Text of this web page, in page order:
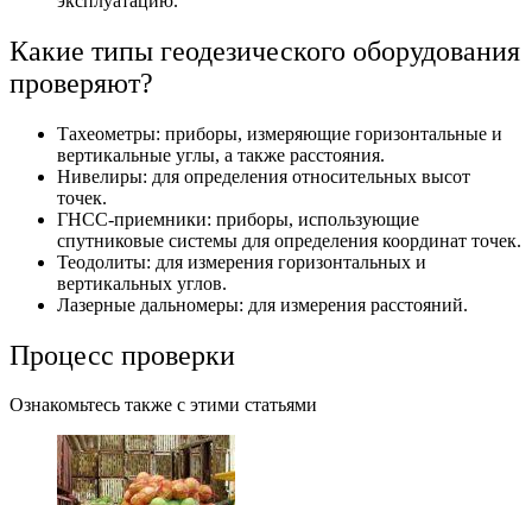
Какие типы геодезического оборудования
проверяют?
Тахеометры: приборы, измеряющие горизонтальные и
вертикальные углы, а также расстояния.
Нивелиры: для определения относительных высот
точек.
ГНСС-приемники: приборы, использующие
спутниковые системы для определения координат точек.
Теодолиты: для измерения горизонтальных и
вертикальных углов.
Лазерные дальномеры: для измерения расстояний.
Процесс проверки
Ознакомьтесь также с этими статьями